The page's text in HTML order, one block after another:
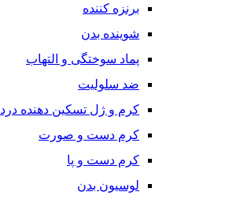
برنزه کننده
شوینده بدن
پماد سوختگی و التهاب
ضد سلولیت
کرم و ژل تسکین دهنده درد
کرم دست و صورت
کرم دست و پا
لوسیون بدن